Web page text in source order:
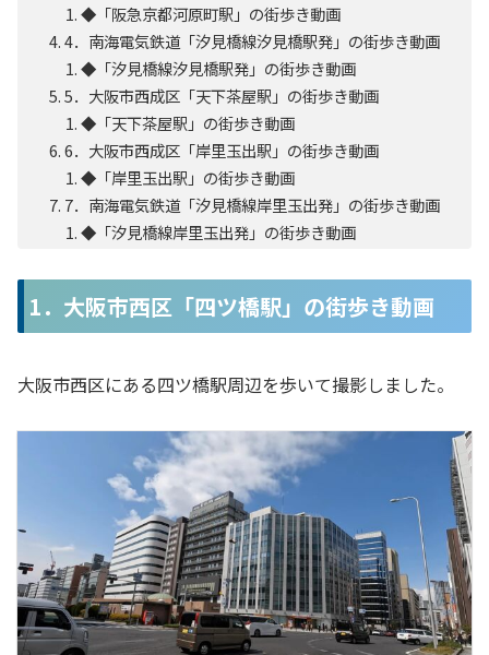
◆「阪急京都河原町駅」の街歩き動画
4．南海電気鉄道「汐見橋線汐見橋駅発」の街歩き動画
◆「汐見橋線汐見橋駅発」の街歩き動画
5．大阪市西成区「天下茶屋駅」の街歩き動画
◆「天下茶屋駅」の街歩き動画
6．大阪市西成区「岸里玉出駅」の街歩き動画
◆「岸里玉出駅」の街歩き動画
7．南海電気鉄道「汐見橋線岸里玉出発」の街歩き動画
◆「汐見橋線岸里玉出発」の街歩き動画
1．大阪市西区「四ツ橋駅」の街歩き動画
大阪市西区にある四ツ橋駅周辺を歩いて撮影しました。